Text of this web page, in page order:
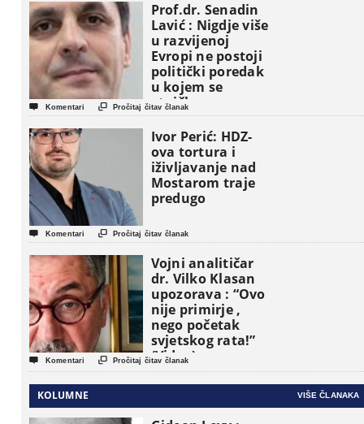
Prof.dr. Senadin
Lavić : Nigdje više
u razvijenoj
Evropi ne postoji
politički poredak
u kojem se
etničke grupe
pojavljuju kao
osnovne
političke jedinice
 Komentari  Pročitaj čitav članak
Ivor Perić: HDZ-
ova tortura i
iživljavanje nad
Mostarom traje
predugo
 Komentari  Pročitaj čitav članak
Vojni analitičar
dr. Vilko Klasan
upozorava : “Ovo
nije primirje ,
nego početak
svjetskog rata!”
(Video)
 Komentari  Pročitaj čitav članak
KOLUMNE VIŠE ČLANAKA